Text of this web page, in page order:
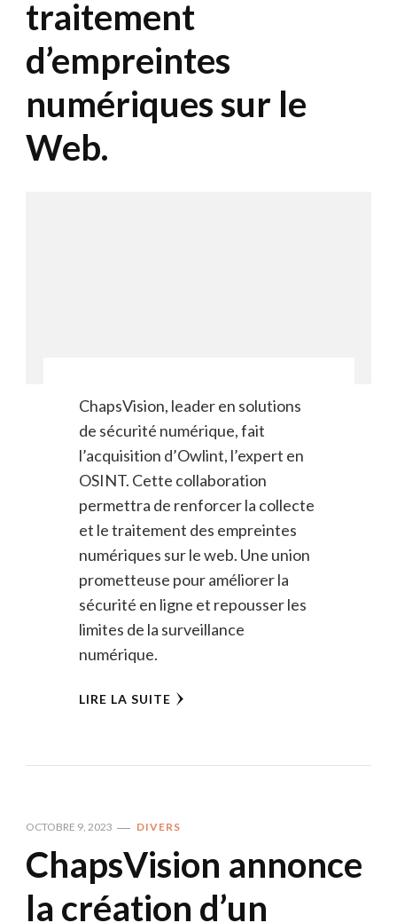
traitement
d’empreintes
numériques sur le
Web.
ChapsVision, leader en solutions
de sécurité numérique, fait
l’acquisition d’Owlint, l’expert en
OSINT. Cette collaboration
permettra de renforcer la collecte
et le traitement des empreintes
numériques sur le web. Une union
prometteuse pour améliorer la
sécurité en ligne et repousser les
limites de la surveillance
numérique.
LIRE LA SUITE
OCTOBRE 9, 2023 DIVERS
ChapsVision annonce
la création d’un